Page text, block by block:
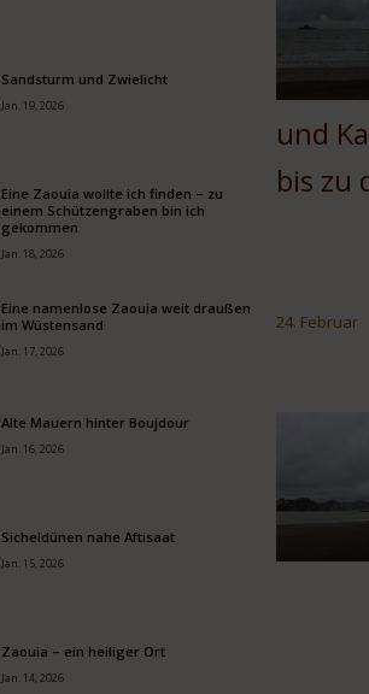
und
bis zu
24. Februar
Sandsturm und Zwielicht
Jan. 19, 2026
Eine Zaouia wollte ich finden – zu
einem Schützengraben bin ich
gekommen
Jan. 18, 2026
Eine namenlose Zaouia weit draußen
im Wüstensand
Jan. 17, 2026
Alte Mauern hinter Boujdour
Jan. 16, 2026
Sicheldünen nahe Aftisaat
Jan. 15, 2026
Zaouia – ein heiliger Ort
Jan. 14, 2026